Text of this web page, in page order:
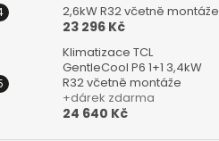
2,6kW R32 včetně montáže
23 296 Kč
Klimatizace TCL
GentleCool P6 1+1 3,4kW
R32 včetně montáže
+dárek zdarma
24 640 Kč